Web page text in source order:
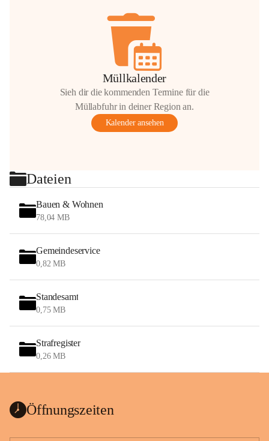
Müllkalender
Sieh dir die kommenden Termine für die
Müllabfuhr in deiner Region an.
Kalender ansehen
Dateien
Bauen & Wohnen
78,04 MB
Gemeindeservice
0,82 MB
Standesamt
0,75 MB
Strafregister
0,26 MB
Öffnungszeiten